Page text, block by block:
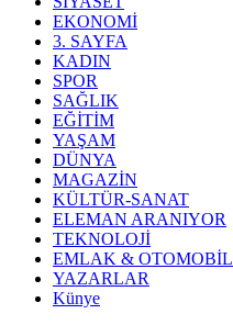
EKONOMİ
3. SAYFA
KADIN
SPOR
SAĞLIK
EĞİTİM
YAŞAM
DÜNYA
MAGAZİN
KÜLTÜR-SANAT
ELEMAN ARANIYOR
TEKNOLOJİ
EMLAK & OTOMOBİL
YAZARLAR
Künye